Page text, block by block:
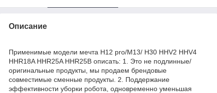
Описание
Применимые модели мечта H12 pro/M13/ H30 HHV2 HHV4
HHR18A HHR25A HHR25B описать: 1. Это не подлинные/
оригинальные продукты, мы продаем брендовые
совместимые сменные продукты. 2. Поддержание
эффективности уборки робота, одновременно уменьшая